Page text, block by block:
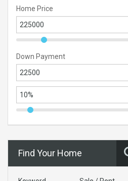
Home Price
Down Payment
Find Your Home